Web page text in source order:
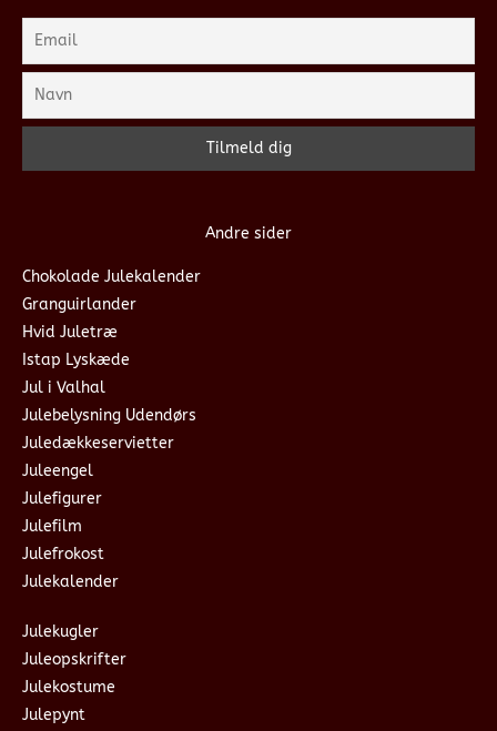
Andre sider
Chokolade Julekalender
Granguirlander
Hvid Juletræ
Istap Lyskæde
Jul i Valhal
Julebelysning Udendørs
Juledækkeservietter
Juleengel
Julefigurer
Julefilm
Julefrokost
Julekalender
Julekugler
Juleopskrifter
Julekostume
Julepynt